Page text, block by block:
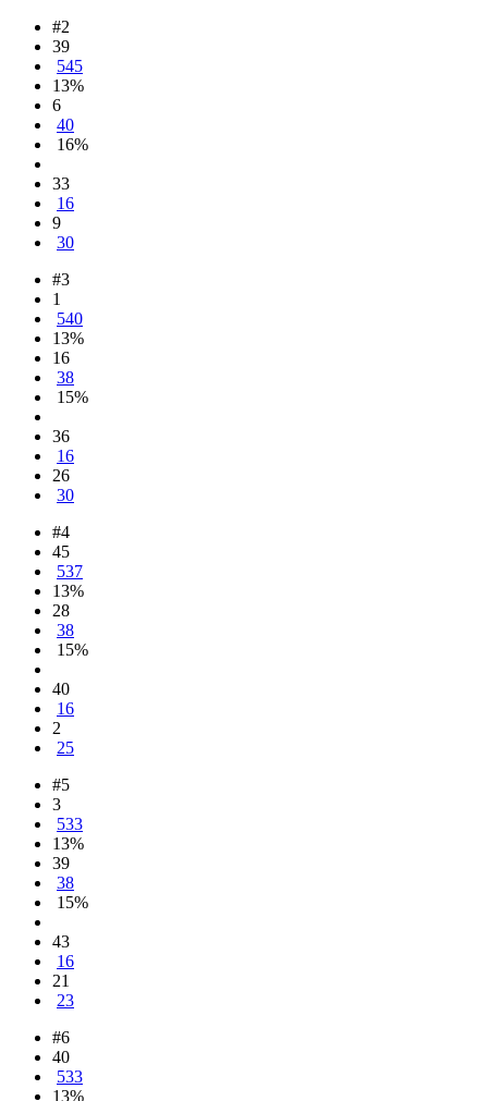
#2
39
545
13%
6
40
16%
33
16
9
30
#3
1
540
13%
16
38
15%
36
16
26
30
#4
45
537
13%
28
38
15%
40
16
2
25
#5
3
533
13%
39
38
15%
43
16
21
23
#6
40
533
13%